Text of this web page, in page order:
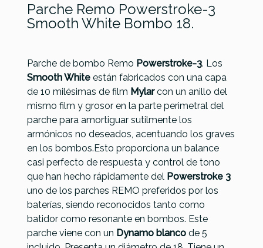
Parche Remo Powerstroke-3
Smooth White Bombo 18.
Parche de bombo Remo Powerstroke-3. Los
Smooth White están fabricados con una capa
de 10 milésimas de film Mylarcon un anillo del
mismo film y grosor en la parte perimetral del
parche para amortiguar sutilmente los
armónicos no deseados, acentuando los graves
en los bombos.Esto proporciona un balance
casi perfecto de respuesta y control de tono
que han hecho rápidamente del Powerstroke 3
uno de los parches REMO preferidos por los
baterías, siendo reconocidos tanto como
batidor como resonante en bombos. Este
parche viene con un Dynamo blanco de 5
ReferenciaPARCPERREM096
Remo
Powersonic
Clear
Bombo 18
PW-1318-00
Remo
Ambassador
Ebony
Bombo 18
ES-1018-00
Remo
Powerstroke
4 Clear
Bombo 18 +
Falam P4-
1318-C2
Remo
Coated
Bombo 18
PW-1118-00
No hay características para comparar